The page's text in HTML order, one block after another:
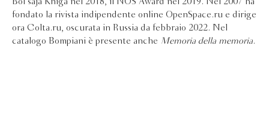
Bol’šaja Kniga nel 2018, il NOS Award nel 2019. Nel 2007 ha
fondato la rivista indipendente online OpenSpace.ru e dirige
ora Colta.ru, oscurata in Russia da febbraio 2022. Nel
catalogo Bompiani è presente anche Memoria della memoria.